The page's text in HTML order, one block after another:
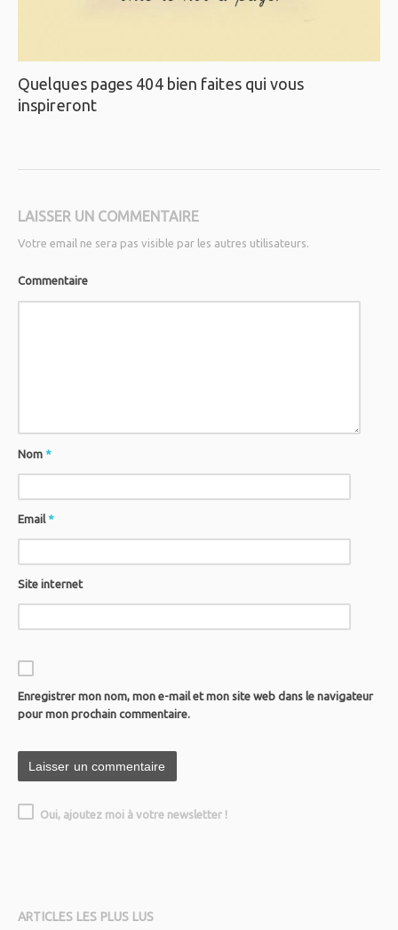
Quelques pages 404 bien faites qui vous
inspireront
LAISSER UN COMMENTAIRE
Votre email ne sera pas visible par les autres utilisateurs.
Commentaire
Nom*
Email*
Site internet
Enregistrer mon nom, mon e-mail et mon site web dans le navigateur
pour mon prochain commentaire.
Oui, ajoutez moi à votre newsletter !
ARTICLES LES PLUS LUS